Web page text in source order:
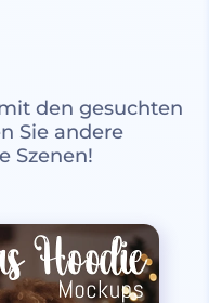
den gesuchten
Sie andere
Szenen!